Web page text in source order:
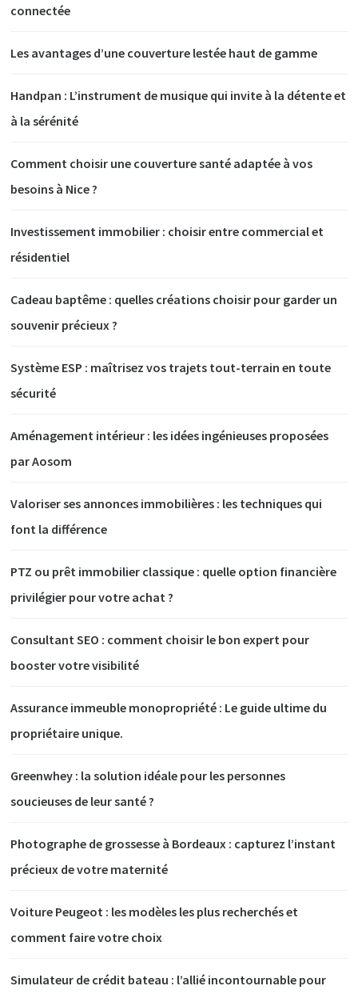
connectée
Les avantages d’une couverture lestée haut de gamme
Handpan : L’instrument de musique qui invite à la détente et
à la sérénité
Comment choisir une couverture santé adaptée à vos
besoins à Nice ?
Investissement immobilier : choisir entre commercial et
résidentiel
Cadeau baptême : quelles créations choisir pour garder un
souvenir précieux ?
Système ESP : maîtrisez vos trajets tout-terrain en toute
sécurité
Aménagement intérieur : les idées ingénieuses proposées
par Aosom
Valoriser ses annonces immobilières : les techniques qui
font la différence
PTZ ou prêt immobilier classique : quelle option financière
privilégier pour votre achat ?
Consultant SEO : comment choisir le bon expert pour
booster votre visibilité
Assurance immeuble monopropriété : Le guide ultime du
propriétaire unique.
Greenwhey : la solution idéale pour les personnes
soucieuses de leur santé ?
Photographe de grossesse à Bordeaux : capturez l’instant
précieux de votre maternité
Voiture Peugeot : les modèles les plus recherchés et
comment faire votre choix
Simulateur de crédit bateau : l’allié incontournable pour